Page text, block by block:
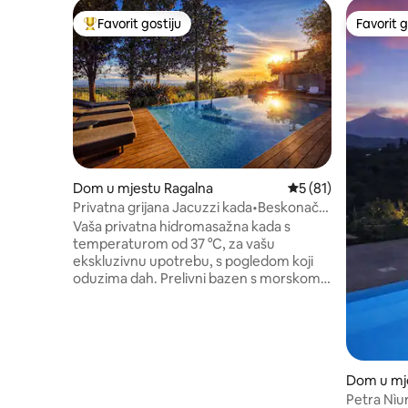
Glavni favorit gostiju
Favorit gostiju
Dom u mjestu Ragalna Prosječna ocjena:
5 (81)
Privatna grijana Jacuzzi kada•Beskonačni
bazen•Rahal Luxury
Vaša privatna hidromasažna kada s
temperaturom od 37 °C, za vašu
ekskluzivnu upotrebu, s pogledom koji
oduzima dah. Prelivni bazen s morskom
Favorit
Favorit
Dom u
ea
Petra